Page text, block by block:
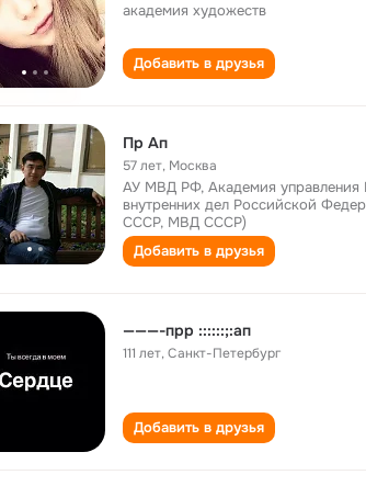
академия художеств
Добавить в друзья
Пр Ап
57 лет, Москва
АУ МВД РФ, Академия управления
внутренних дел Российской
СССР, МВД СССР)
Добавить в друзья
———-прр ::::::;:ап
111 лет,Санкт-Петербург
Добавить в друзья